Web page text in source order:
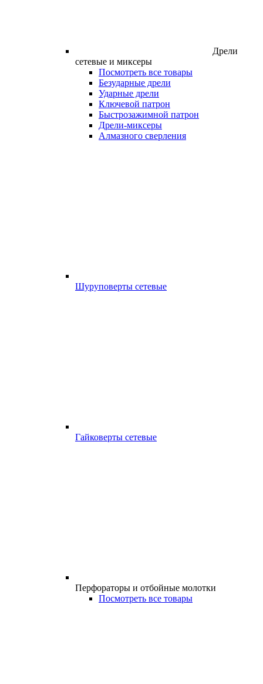
Дрели
сетевые и миксеры
Посмотреть все товары
Безударные дрели
Ударные дрели
Ключевой патрон
Быстрозажимной патрон
Дрели-миксеры
Алмазного сверления
Шуруповерты сетевые
Гайковерты сетевые
Перфораторы и отбойные молотки
Посмотреть все товары